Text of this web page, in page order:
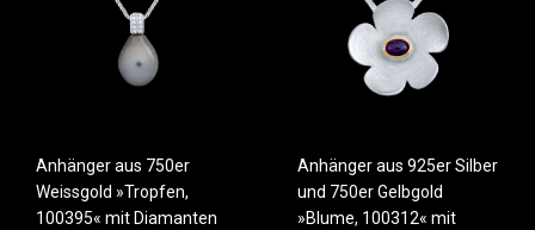
Anhänger aus 750er
Weissgold »Tropfen,
100395« mit Diamanten
Anhänger aus 925er Silber
und 750er Gelbgold
»Blume, 100312« mit